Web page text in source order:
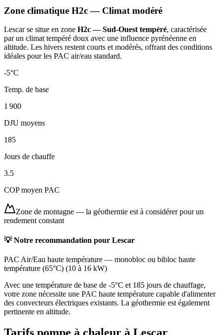
Zone climatique H2c— Climat modéré
Lescarse situe en zone H2c — Sud-Ouest tempéré, caractérisée
par un climat tempéré doux avec une influence pyrénéenne en
altitude. Les hivers restent courts et modérés, offrant des conditions
idéales pour les PAC air/eau standard.
-5°C
Temp. de base
1 900
DJU moyens
185
Jours de chauffe
3.5
COP moyen PAC
Zone de montagne — la géothermie est à considérer pour un
rendement constant
💡 Notre recommandation pour Lescar
PAC Air/Eau haute température — monobloc ou bibloc haute
température (65°C) (10 à 16 kW)
Avec une température de base de -5°C et 185 jours de chauffage,
votre zone nécessite une PAC haute température capable d'alimenter
des convecteurs électriques existants. La géothermie est également
pertinente en altitude.
Tarifs pompe à chaleur à Lescar